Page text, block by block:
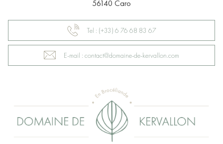
56140 Caro
Tel : (+33) 6 76 68 83 67
E-mail : contact@domaine-de-kervallon.com